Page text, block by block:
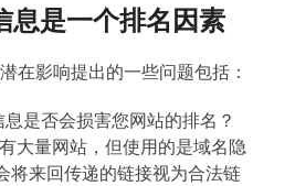
是一个排名因素
在影响提出的一些问题包括：
是否会损害您网站的排名？
大量网站，但使用的是域名隐
将来回传递的链接视为合法链